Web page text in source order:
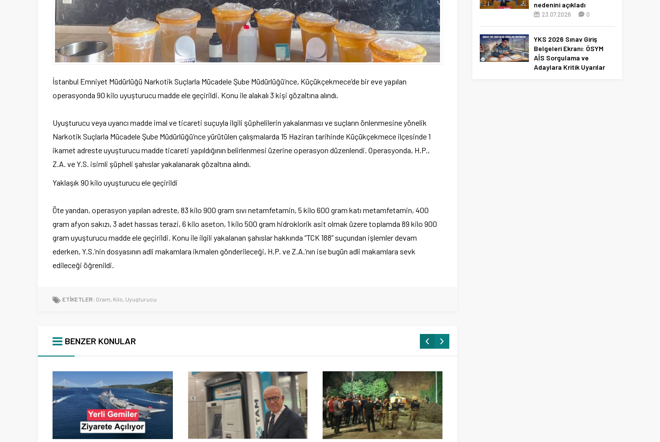
İstanbul Emniyet Müdürlüğü Narkotik Suçlarla Mücadele Şube Müdürlüğü’nce, Küçükçekmece’de bir eve yapılan
operasyonda 90 kilo uyuşturucu madde ele geçirildi. Konu ile alakalı 3 kişi gözaltına alındı.
Uyuşturucu veya uyarıcı madde imal ve ticareti suçuyla ilgili şüphelilerin yakalanması ve suçların önlenmesine yönelik
Narkotik Suçlarla Mücadele Şube Müdürlüğü’nce yürütülen çalışmalarda 15 Haziran tarihinde Küçükçekmece ilçesinde 1
ikamet adreste uyuşturucu madde ticareti yapıldığının belirlenmesi üzerine operasyon düzenlendi. Operasyonda, H.P.,
Z.A. ve Y.S. isimli şüpheli şahıslar yakalanarak gözaltına alındı.
Yaklaşık 90 kilo uyuşturucu ele geçirildi
Öte yandan, operasyon yapılan adreste, 83 kilo 900 gram sıvı netamfetamin, 5 kilo 600 gram katı metamfetamin, 400
gram afyon sakızı, 3 adet hassas terazi, 6 kilo aseton, 1 kilo 500 gram hidroklorik asit olmak üzere toplamda 89 kilo 900
gram uyuşturucu madde ele geçirildi. Konu ile ilgili yakalanan şahıslar hakkında “TCK 188” suçundan işlemler devam
ederken, Y.S.’nin dosyasının adli makamlara ikmalen gönderileceği, H.P. ve Z.A.’nın ise bugün adli makamlara sevk
edileceği öğrenildi.
ETİKETLER: Gram, Kilo, Uyuşturucu
BENZER KONULAR
nedenini açıkladı
23.07.2026 0
YKS 2026 Sınav Giriş
Belgeleri Ekranı: ÖSYM
AİS Sorgulama ve
Adaylara Kritik Uyarılar